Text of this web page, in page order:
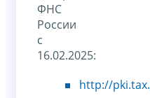
ФНС
России
с
16.02.2025:
http://